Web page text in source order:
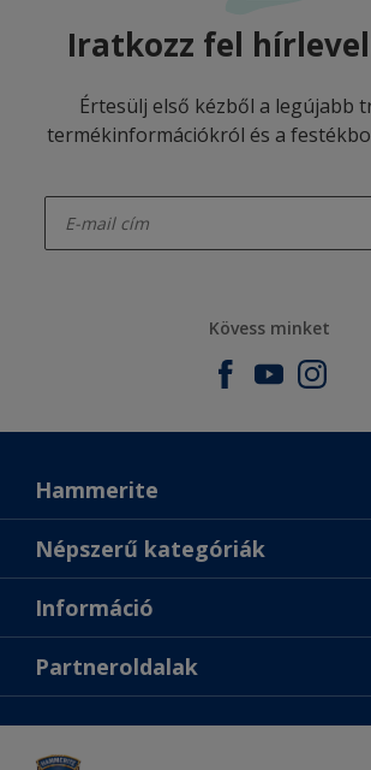
Iratkozz fel
Értesülj első kézből a legújabb
termékinformációkról és a
Kövess minket
Hammerite
Találj egy színt
Üzlet keresése
Oldaltérkép
Népszerű kategóriák
Festési tanácsok
Inspiráció
Termékek
Információ
Színpontosság
Hozzáférhetőség
Partneroldalak
Dulux